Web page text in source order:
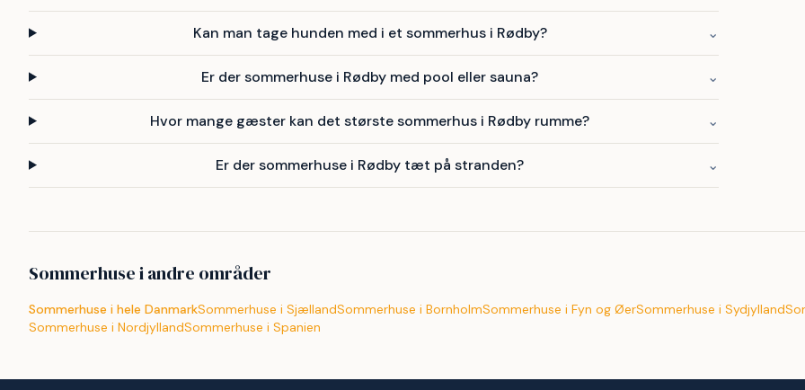
Kan man tage hunden med i et sommerhus i Rødby? ⌄
Er der sommerhuse i Rødby med pool eller sauna? ⌄
Hvor mange gæster kan det største sommerhus i Rødby rumme? ⌄
Er der sommerhuse i Rødby tæt på stranden? ⌄
Sommerhuse i andre områder
Sommerhuse i hele DanmarkSommerhuse i SjællandSommerhuse i BornholmSommerhuse i Fyn og ØerSommerhuse i Sydjylland
Sommerhuse i NordjyllandSommerhuse i Spanien